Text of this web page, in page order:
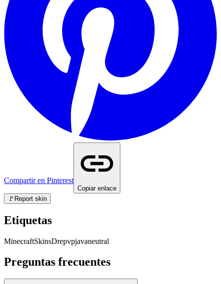
Compartir en Pinterest
Copiar enlace
🚩 Report skin
Etiquetas
MinecraftSkinsDrepvpjavaneutral
Preguntas frecuentes